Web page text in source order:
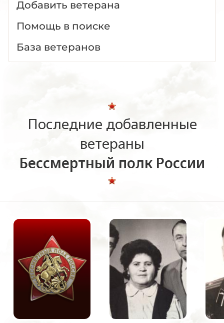
Добавить ветерана
Помощь в поиске
База ветеранов
Последние добавленные
ветераны
Бессмертный полк России